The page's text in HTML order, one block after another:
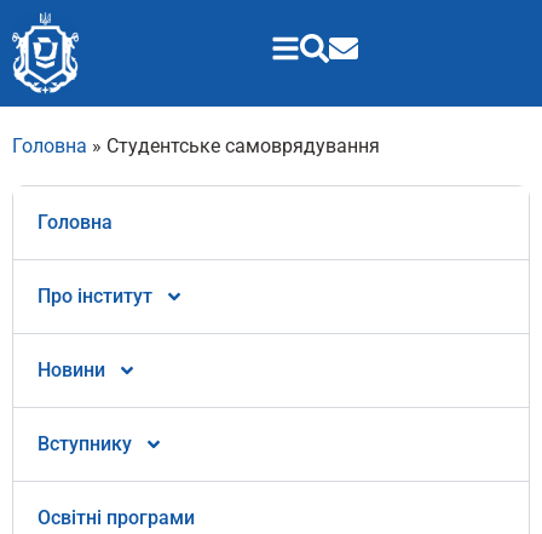
Головна » Студентське самоврядування
Головна
Про інститут
Новини
Вступнику
Освітні програми